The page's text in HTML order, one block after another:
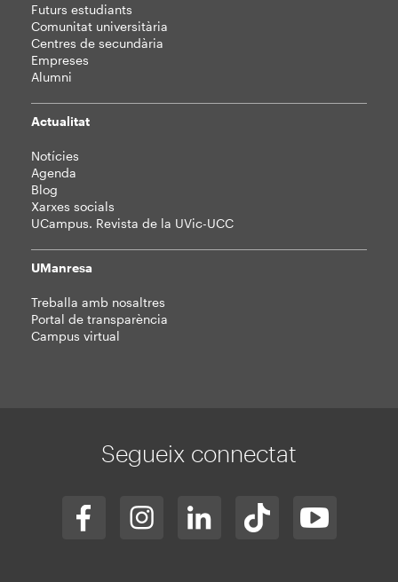
Futurs estudiants
Comunitat universitària
Centres de secundària
Empreses
Alumni
Actualitat
Notícies
Agenda
Blog
Xarxes socials
UCampus. Revista de la UVic-UCC
UManresa
Treballa amb nosaltres
Portal de transparència
Campus virtual
Segueix connectat